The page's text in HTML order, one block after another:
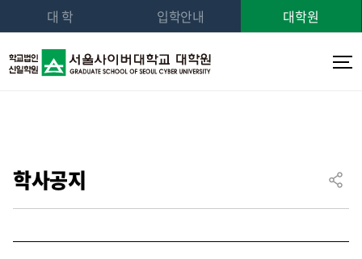
대 학 입학안내 대학원
학사공지